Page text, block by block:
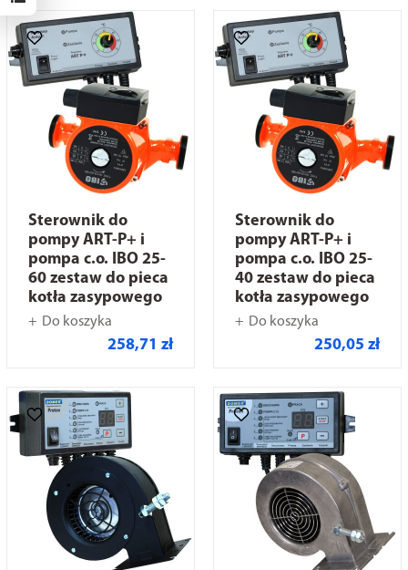
Sterownik do
pompy ART-P+ i
pompa c.o. IBO 25-
60 zestaw do pieca
kotła zasypowego
Do koszyka
258,71 zł
Sterownik do
pompy ART-P+ i
pompa c.o. IBO 25-
40 zestaw do pieca
kotła zasypowego
Do koszyka
250,05 zł